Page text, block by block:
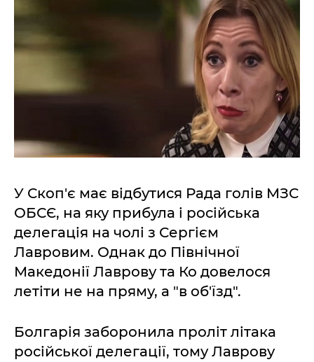
У Скоп'є має відбутися Рада голів МЗС
ОБСЄ, на яку прибула і російська
делегація на чолі з Сергієм
Лавровим. Однак до Північної
Македонії Лаврову та Ко довелося
летіти не на пряму, а "в об'їзд".
Болгарія заборонила проліт літака
російської делегації, тому Лаврову